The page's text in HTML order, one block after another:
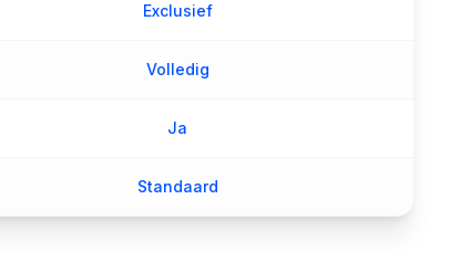
Exclusief
Volledig
Ja
Standaard